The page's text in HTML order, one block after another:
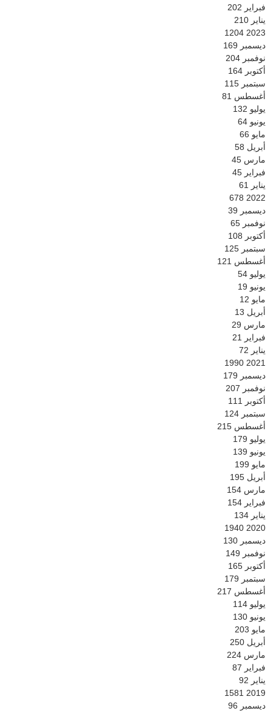
فبراير 202
يناير 210
2023
1204
ديسمبر 169
نوفمبر 204
أكتوبر 164
سبتمبر 115
أغسطس 81
يوليو 132
يونيو 64
مايو 66
أبريل 58
مارس 45
فبراير 45
يناير
61
2022
678
ديسمبر 39
نوفمبر 65
أكتوبر 108
سبتمبر 125
أغسطس 121
يوليو 54
يونيو 19
مايو 12
أبريل 13
مارس 29
فبراير
21
يناير 72
2021
1990
ديسمبر 179
نوفمبر 207
أكتوبر
111
سبتمبر 124
أغسطس 215
يوليو 179
يونيو 139
مايو 199
أبريل 195
مارس 154
فبراير 154
يناير 134
2020
1940
ديسمبر 130
نوفمبر 149
أكتوبر 165
سبتمبر 179
أغسطس 217
يوليو 114
يونيو 130
مايو 203
أبريل 250
مارس 224
فبراير 87
يناير 92
2019
1581
ديسمبر 96